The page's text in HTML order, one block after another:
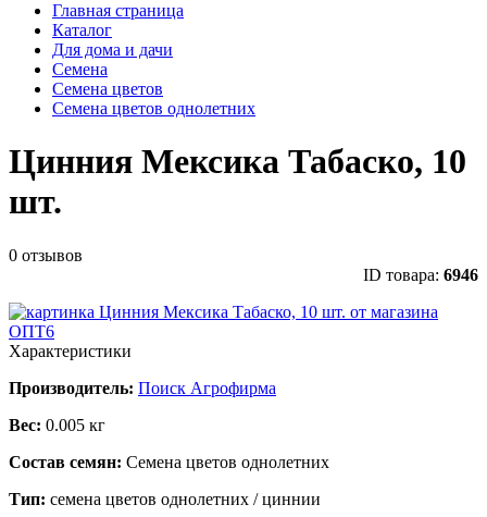
Главная страница
Каталог
Для дома и дачи
Семена
Семена цветов
Семена цветов однолетних
Цинния Мексика Табаско, 10
шт.
0 отзывов
ID товара: 6946
Характеристики
Производитель: Поиск Агрофирма
Вес: 0.005 кг
Состав семян: Семена цветов однолетних
Тип: семена цветов однолетних / циннии